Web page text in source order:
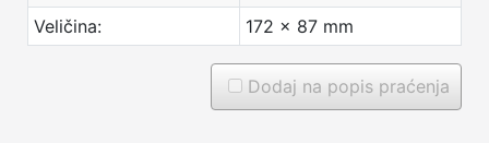
Veličina:
172 x 87 mm
Dodaj na popis praćenja